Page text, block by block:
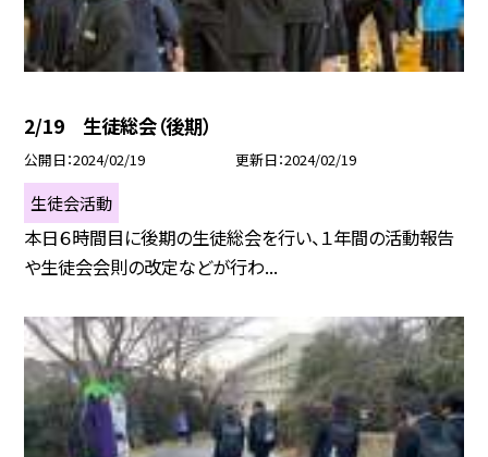
2/19 生徒総会（後期）
公開日 2024/02/19 更新日 2024/02/19
生徒会活動
本日６時間目に後期の生徒総会を行い、１年間の活動報告
や生徒会会則の改定などが行わ...